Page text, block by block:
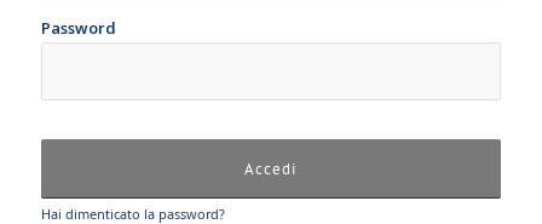
Password
Hai dimenticato la password?